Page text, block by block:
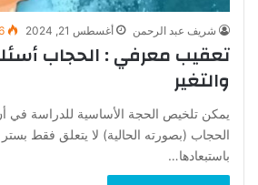
شريف عبد الرحمن أغسطس 21, 2024
تعقيب معرفي : الحجاب
والتغير
يمكن تلخيص الحجة الأساسية للدراسة في
الحجاب (بصورته الحالية) لا يتعلق فقط بستر
باستبعادها…